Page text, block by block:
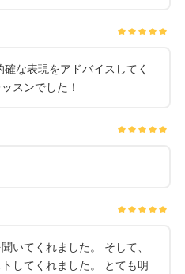
な表現をアドバイスしてく
スンでした！
いてくれました。 そして、
してくれました。 とても明